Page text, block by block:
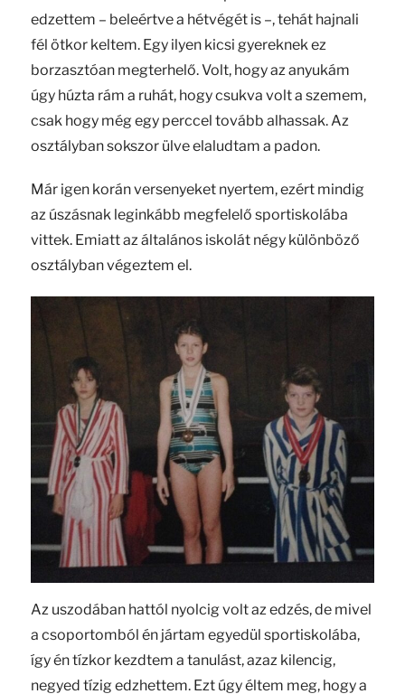
edzettem – beleértve a hétvégét is –, tehát hajnali
fél ötkor keltem. Egy ilyen kicsi gyereknek ez
borzasztóan megterhelő. Volt, hogy az anyukám
úgy húzta rám a ruhát, hogy csukva volt a szemem,
csak hogy még egy perccel tovább alhassak. Az
osztályban sokszor ülve elaludtam a padon.
Már igen korán versenyeket nyertem, ezért mindig
az úszásnak leginkább megfelelő sportiskolába
vittek. Emiatt az általános iskolát négy különböző
osztályban végeztem el.
Az uszodában hattól nyolcig volt az edzés, de mivel
a csoportomból én jártam egyedül sportiskolába,
így én tízkor kezdtem a tanulást, azaz kilencig,
negyed tízig edzhettem. Ezt úgy éltem meg, hogy a